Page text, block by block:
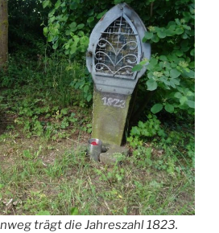
trägt die Jahreszahl 1823.